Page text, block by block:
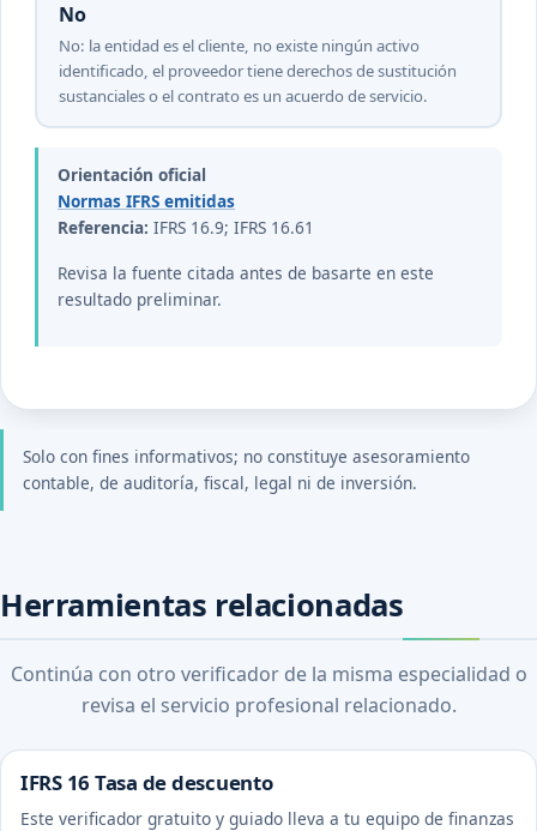
No
No: la entidad es el cliente, no existe ningún activo
identificado, el proveedor tiene derechos de sustitución
sustanciales o el contrato es un acuerdo de servicio.
Orientación oficial
Normas IFRS emitidas
Referencia: IFRS 16.9; IFRS 16.61
Revisa la fuente citada antes de basarte en este
resultado preliminar.
Solo con fines informativos; no constituye asesoramiento
contable, de auditoría, fiscal, legal ni de inversión.
Herramientas relacionadas
Continúa con otro verificador de la misma especialidad o
revisa el servicio profesional relacionado.
IFRS 16 Tasa de descuento
Este verificador gratuito y guiado lleva a tu equipo de finanzas